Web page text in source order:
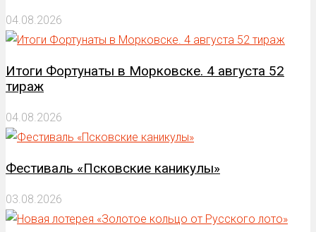
04.08.2026
Итоги Фортунаты в Морковске. 4 августа 52
тираж
04.08.2026
Фестиваль «Псковские каникулы»
03.08.2026